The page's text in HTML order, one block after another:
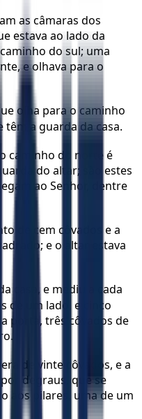
as câmaras dos
estava ao lado da
do sul; uma
e olhava para o
olha para o caminho
têm a guarda da casa.
caminho do norte é
do altar; são estes
ao Senhor, dentre
de cem côvados e a
e o altar estava
casa, e mediu a cada
de um lado, e cinco
porta, três côvados de
de vinte côvados, e a
degraus, que se
aos pilares, uma de um